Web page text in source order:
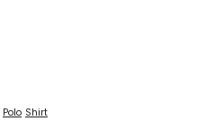
Polo Shirt